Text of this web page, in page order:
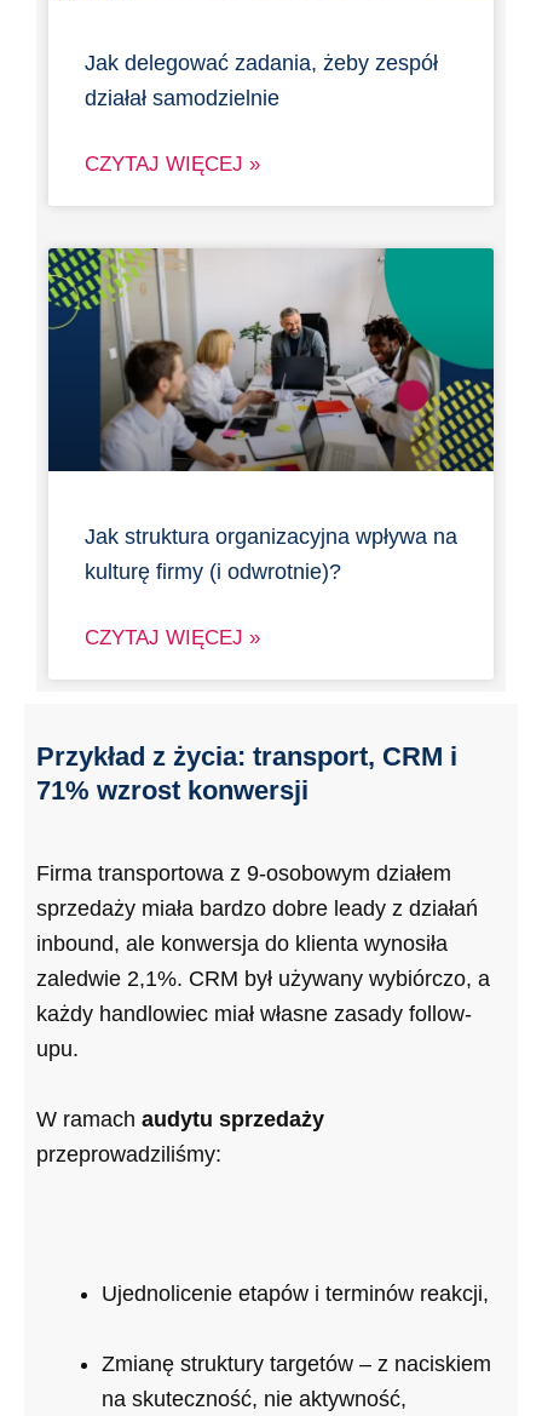
Jak delegować zadania, żeby zespół
działał samodzielnie
CZYTAJ WIĘCEJ »
Jak struktura organizacyjna wpływa na
kulturę firmy (i odwrotnie)?
CZYTAJ WIĘCEJ »
Przykład z życia: transport, CRM i
71% wzrost konwersji
Firma transportowa z 9-osobowym działem
sprzedaży miała bardzo dobre leady z działań
inbound, ale konwersja do klienta wynosiła
zaledwie 2,1%. CRM był używany wybiórczo, a
każdy handlowiec miał własne zasady follow-
upu.
W ramach audytu sprzedaży
przeprowadziliśmy:
Ujednolicenie etapów i terminów reakcji,
Zmianę struktury targetów – z naciskiem
na skuteczność, nie aktywność,